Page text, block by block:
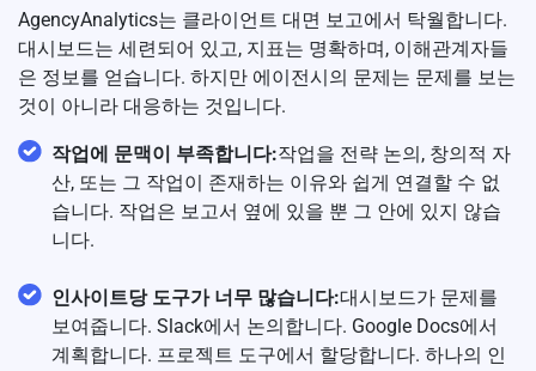
AgencyAnalytics는 클라이언트 대면 보고에서 탁월합니다.
대시보드는 세련되어 있고, 지표는 명확하며, 이해관계자들
은 정보를 얻습니다. 하지만 에이전시의 문제는 문제를 보는
것이 아니라 대응하는 것입니다.
작업에 문맥이 부족합니다:작업을 전략 논의, 창의적 자
산, 또는 그 작업이 존재하는 이유와 쉽게 연결할 수 없
습니다. 작업은 보고서 옆에 있을 뿐 그 안에 있지 않습
니다.
인사이트당 도구가 너무 많습니다:대시보드가 문제를
보여줍니다. Slack에서 논의합니다. Google Docs에서
계획합니다. 프로젝트 도구에서 할당합니다. 하나의 인